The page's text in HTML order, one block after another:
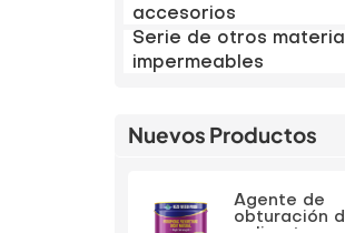
accesorios
Serie de otros
impermeables
Nuevos Productos
Agente de
obturación